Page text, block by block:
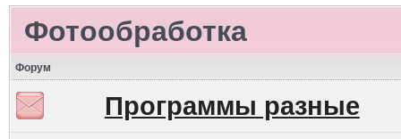
Фотообработка
Форум
Программы разные